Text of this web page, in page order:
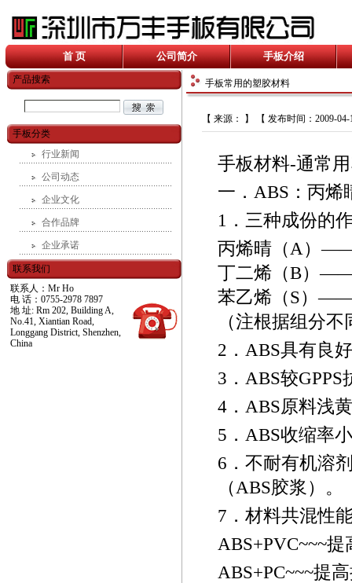
首 页 公司简介 手板介绍
手板常用的塑胶材料
【 来源： 】 【 发布时间：2009-
手板材料-通常
一． ABS ：丙
1 ．三种成份的
丙烯晴（A）——
丁二烯（B）——
苯乙烯（S）——
（注根据组分
2 ． ABS具有良
3 ． ABS较GPPS
4 ． ABS原料浅
5 ． ABS收缩率
6 ．不耐有机溶
（ABS胶浆）。
7 ．材料共混性
ABS+PVC~~~提
ABS+PC~~~提
产品搜索
手板分类
行业新闻
公司动态
企业文化
合作品牌
企业承诺
联系我们
联系人：Mr Ho
电 话：0755-2978 7897
地 址: Rm 202, Building A,
No.41, Xiantian Road,
Longgang District, Shenzhen,
China